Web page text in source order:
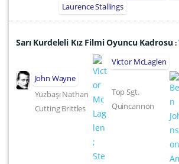
Laurence Stallings
Sarı Kurdeleli Kız Filmi Oyuncu Kadrosu:
John Wayne
Yüzbaşı Nathan
Cutting Brittles
Victor McLaglen
Top Sgt.
Quincannon